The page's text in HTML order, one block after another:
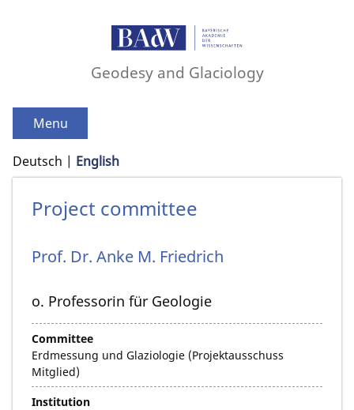
Geodesy and Glaciology
Menu
Deutsch English
Project committee
Prof. Dr. Anke M. Friedrich
o. Professorin für Geologie
Committee
Erdmessung und Glaziologie (Projektausschuss
Mitglied)
Institution